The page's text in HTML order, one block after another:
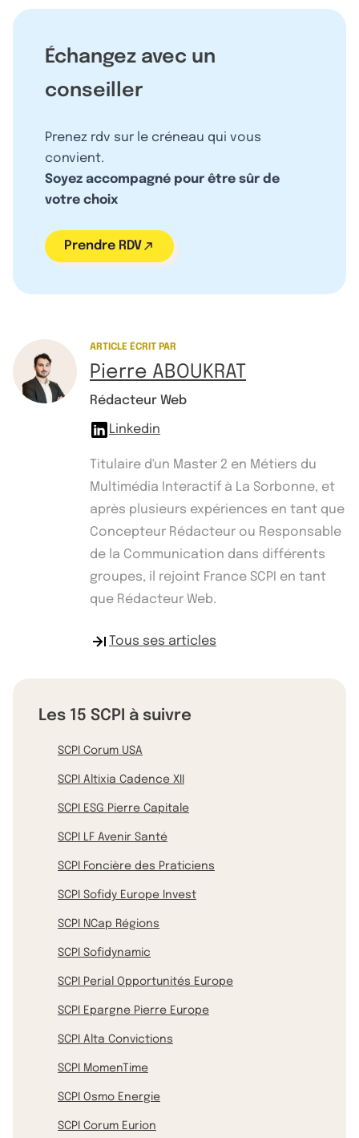
Échangez avec un
conseiller
Prenez rdv sur le créneau qui vous
convient.
Soyez accompagné pour être sûr de
votre choix
Prendre RDV
ARTICLE ÉCRIT PAR
Pierre ABOUKRAT
Rédacteur Web
Linkedin
Titulaire d'un Master 2 en Métiers du
Multimédia Interactif à La Sorbonne, et
après plusieurs expériences en tant que
Concepteur Rédacteur ou Responsable
de la Communication dans différents
groupes, il rejoint France SCPI en tant
que Rédacteur Web.
Tous ses articles
Les 15 SCPI à suivre
SCPI Corum USA
SCPI Altixia Cadence XII
SCPI ESG Pierre Capitale
SCPI LF Avenir Santé
SCPI Foncière des Praticiens
SCPI Sofidy Europe Invest
SCPI NCap Régions
SCPI Sofidynamic
SCPI Perial Opportunités Europe
SCPI Epargne Pierre Europe
SCPI Alta Convictions
SCPI MomenTime
SCPI Osmo Energie
SCPI Corum Eurion